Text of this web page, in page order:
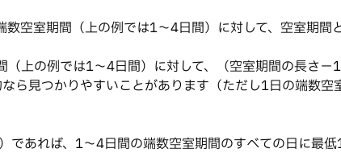
空室期間（上の例では1〜4日間）に対して、空室期間
上の例では1〜4日間）に対して、（空室期間の長さ
ら見つかりやすいことがあります（ただし1日の端数
あれば、1〜4日間の端数空室期間のすべての日に最低